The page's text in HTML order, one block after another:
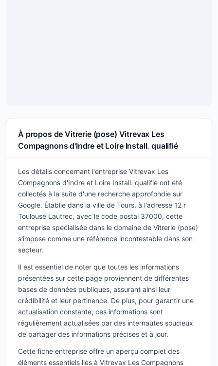
À propos de Vitrerie (pose) Vitrevax Les
Compagnons d'Indre et Loire Install. qualifié
Les détails concernant l'entreprise Vitrevax Les
Compagnons d'Indre et Loire Install. qualifié ont été
collectés à la suite d'une recherche approfondie sur
Google. Établie dans la ville de Tours, à l'adresse 12 r
Toulouse Lautrec, avec le code postal 37000, cette
entreprise spécialisée dans le domaine de Vitrerie (pose)
s'impose comme une référence incontestable dans son
secteur.
Il est essentiel de noter que toutes les informations
présentées sur cette page proviennent de différentes
bases de données publiques, assurant ainsi leur
crédibilité et leur pertinence. De plus, pour garantir une
actualisation constante, ces informations sont
régulièrement actualisées par des internautes soucieux
de partager des informations précises et à jour.
Cette fiche entreprise offre un aperçu complet des
éléments essentiels liés à Vitrevax Les Compagnons